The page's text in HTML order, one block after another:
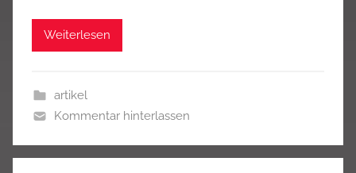
Weiterlesen
artikel
Kommentar hinterlassen